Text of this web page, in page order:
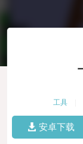
工具
安卓下载